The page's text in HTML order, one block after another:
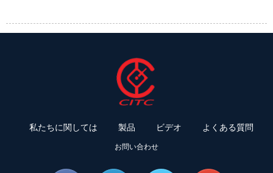
私たちに関しては 製品 ビデオ よくある質問
お問い合わせ